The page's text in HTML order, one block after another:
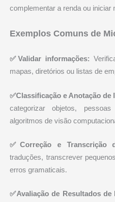
complementar a renda ou iniciar
Exemplos Comuns de
✅Validar informações:
mapas, diretórios ou listas de
✅Classificação e Anotação de
categorizar objetos,
algoritmos de visão
✅Correção e Transcrição
traduções, transcrever
erros gramaticais.
✅Avaliação de Resultados de